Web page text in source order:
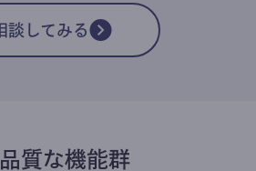
談してみる
質な機能群